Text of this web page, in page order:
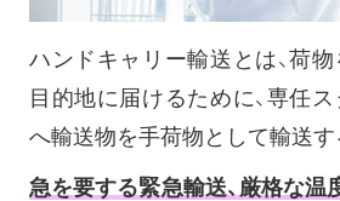
ハンドキャリー輸送とは、荷
目的地に届けるために、専任
へ輸送物を手荷物として輸送す
急を要する緊急輸送、厳格な温